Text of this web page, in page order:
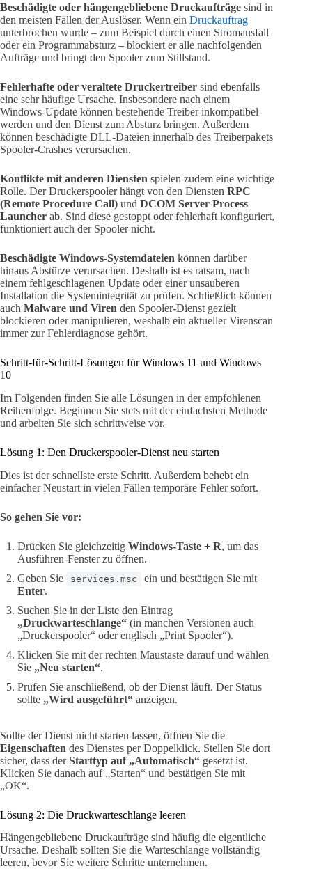
Beschädigte oder hängengebliebene Druckaufträge sind in
den meisten Fällen der Auslöser. Wenn ein Druckauftrag
unterbrochen wurde – zum Beispiel durch einen Stromausfall
oder ein Programmabsturz – blockiert er alle nachfolgenden
Aufträge und bringt den Spooler zum Stillstand.
Fehlerhafte oder veraltete Druckertreiber sind ebenfalls
eine sehr häufige Ursache. Insbesondere nach einem
Windows-Update können bestehende Treiber inkompatibel
werden und den Dienst zum Absturz bringen. Außerdem
können beschädigte DLL-Dateien innerhalb des Treiberpakets
Spooler-Crashes verursachen.
Konflikte mit anderen Diensten spielen zudem eine wichtige
Rolle. Der Druckerspooler hängt von den Diensten RPC
(Remote Procedure Call) und DCOM Server Process
Launcher ab. Sind diese gestoppt oder fehlerhaft konfiguriert,
funktioniert auch der Spooler nicht.
Beschädigte Windows-Systemdateien können darüber
hinaus Abstürze verursachen. Deshalb ist es ratsam, nach
einem fehlgeschlagenen Update oder einer unsauberen
Installation die Systemintegrität zu prüfen. Schließlich können
auch Malware und Viren den Spooler-Dienst gezielt
blockieren oder manipulieren, weshalb ein aktueller Virenscan
immer zur Fehlerdiagnose gehört.
Schritt-für-Schritt-Lösungen für Windows 11 und Windows
10
Im Folgenden finden Sie alle Lösungen in der empfohlenen
Reihenfolge. Beginnen Sie stets mit der einfachsten Methode
und arbeiten Sie sich schrittweise vor.
Lösung 1: Den Druckerspooler-Dienst neu starten
Dies ist der schnellste erste Schritt. Außerdem behebt ein
einfacher Neustart in vielen Fällen temporäre Fehler sofort.
So gehen Sie vor:
Drücken Sie gleichzeitig Windows-Taste + R, um das
Ausführen-Fenster zu öffnen.
Geben Sie
services.msc
ein und bestätigen Sie mit
Enter.
Suchen Sie in der Liste den Eintrag
„Druckwarteschlange“ (in manchen Versionen auch
„Druckerspooler“ oder englisch „Print Spooler“).
Klicken Sie mit der rechten Maustaste darauf und wählen
Sie „Neu starten“.
Prüfen Sie anschließend, ob der Dienst läuft. Der Status
sollte „Wird ausgeführt“ anzeigen.
Sollte der Dienst nicht starten lassen, öffnen Sie die
Eigenschaften des Dienstes per Doppelklick. Stellen Sie dort
sicher, dass derStarttyp auf „Automatisch“ gesetzt ist.
Klicken Sie danach auf „Starten“ und bestätigen Sie mit
„OK“.
Lösung 2: Die Druckwarteschlange leeren
Hängengebliebene Druckaufträge sind häufig die eigentliche
Ursache. Deshalb sollten Sie die Warteschlange vollständig
leeren, bevor Sie weitere Schritte unternehmen.